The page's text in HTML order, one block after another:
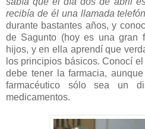
recibía de él una llamada
durante bastantes años, y
de Sagunto (hoy es una gran
hijos, y en ella aprendí que
los principios básicos. Conocí
debe tener la farmacia,
farmacéutico sólo sea un
medicamentos.